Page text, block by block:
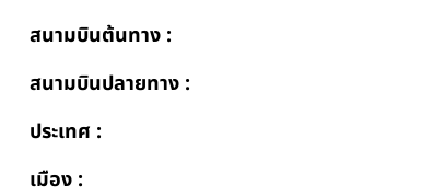
สนามบินต้นทาง :
สนามบินปลายทาง :
ประเทศ :
เมือง :